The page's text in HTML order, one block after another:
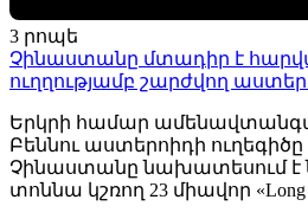
3 րոպե
Չինաստանը մտադիր է
ուղղությամբ շարժվող
Երկրի համար
Բեննու աստերոիդի ուղեգիծը
Չինաստանը նախատեսում է
տոննա կշռող 23 միավոր «Long